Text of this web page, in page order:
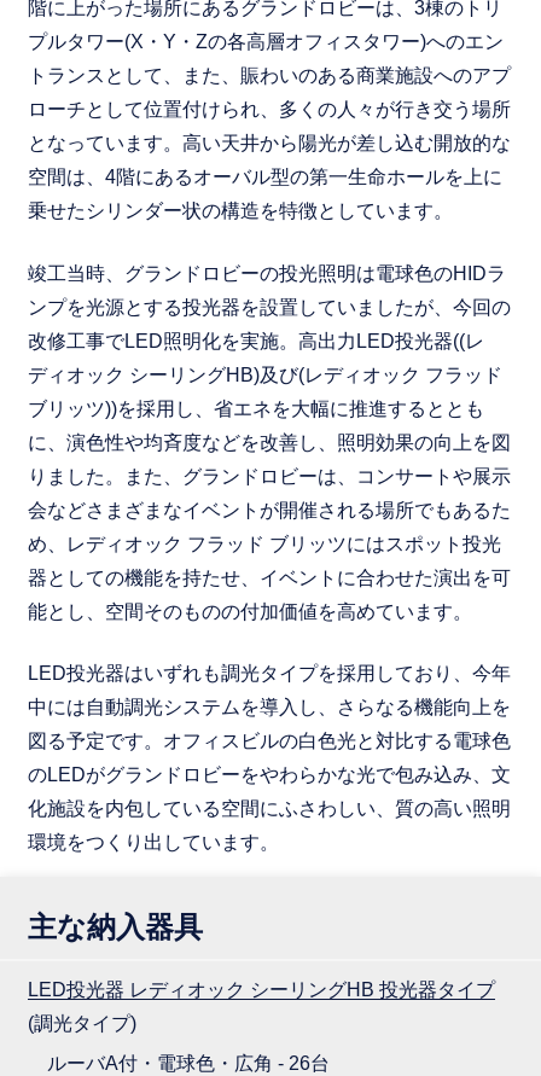
階に上がった場所にあるグランドロビーは、3棟のトリ
プルタワー(X・Y・Zの各高層オフィスタワー)へのエン
トランスとして、また、賑わいのある商業施設へのアプ
ローチとして位置付けられ、多くの人々が行き交う場所
となっています。高い天井から陽光が差し込む開放的な
空間は、4階にあるオーバル型の第一生命ホールを上に
乗せたシリンダー状の構造を特徴としています。
竣工当時、グランドロビーの投光照明は電球色のHIDラ
ンプを光源とする投光器を設置していましたが、今回の
改修工事でLED照明化を実施。高出力LED投光器((レ
ディオック シーリングHB)及び(レディオック フラッド
ブリッツ))を採用し、省エネを大幅に推進するととも
に、演色性や均斉度などを改善し、照明効果の向上を図
りました。また、グランドロビーは、コンサートや展示
会などさまざまなイベントが開催される場所でもあるた
め、レディオック フラッド ブリッツにはスポット投光
器としての機能を持たせ、イベントに合わせた演出を可
能とし、空間そのものの付加価値を高めています。
LED投光器はいずれも調光タイプを採用しており、今年
中には自動調光システムを導入し、さらなる機能向上を
図る予定です。オフィスビルの白色光と対比する電球色
のLEDがグランドロビーをやわらかな光で包み込み、文
化施設を内包している空間にふさわしい、質の高い照明
環境をつくり出しています。
主な納入器具
LED投光器 レディオック シーリングHB 投光器タイプ
(調光タイプ)
ルーバA付・電球色・広角 - 26台